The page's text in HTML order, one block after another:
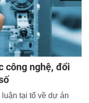
công nghệ, đổi
tại tổ về dự án